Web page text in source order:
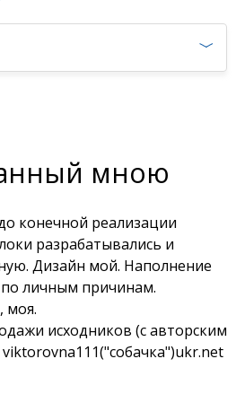
мною
конечной реализации
разрабатывались и
Дизайн мой. Наполнение
личным причинам.
моя.
исходников (c авторским